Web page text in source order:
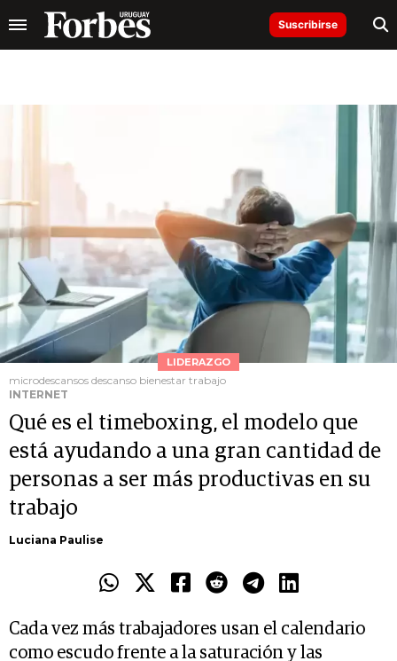
Suscribirse
LIDERAZGO
microdescansos descanso bienestar trabajo
INTERNET
Qué es el timeboxing, el modelo que
está ayudando a una gran cantidad de
personas a ser más productivas en su
trabajo
Luciana Paulise
Cada vez más trabajadores usan el calendario
como escudo frente a la saturación y las